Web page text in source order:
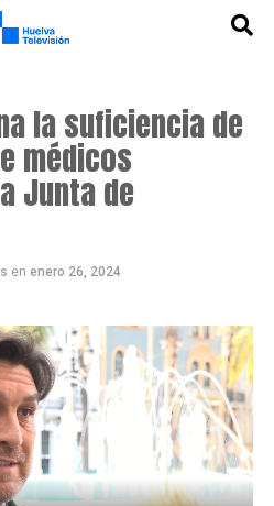
la suficiencia de
médicos
Junta de
en enero 26, 2024